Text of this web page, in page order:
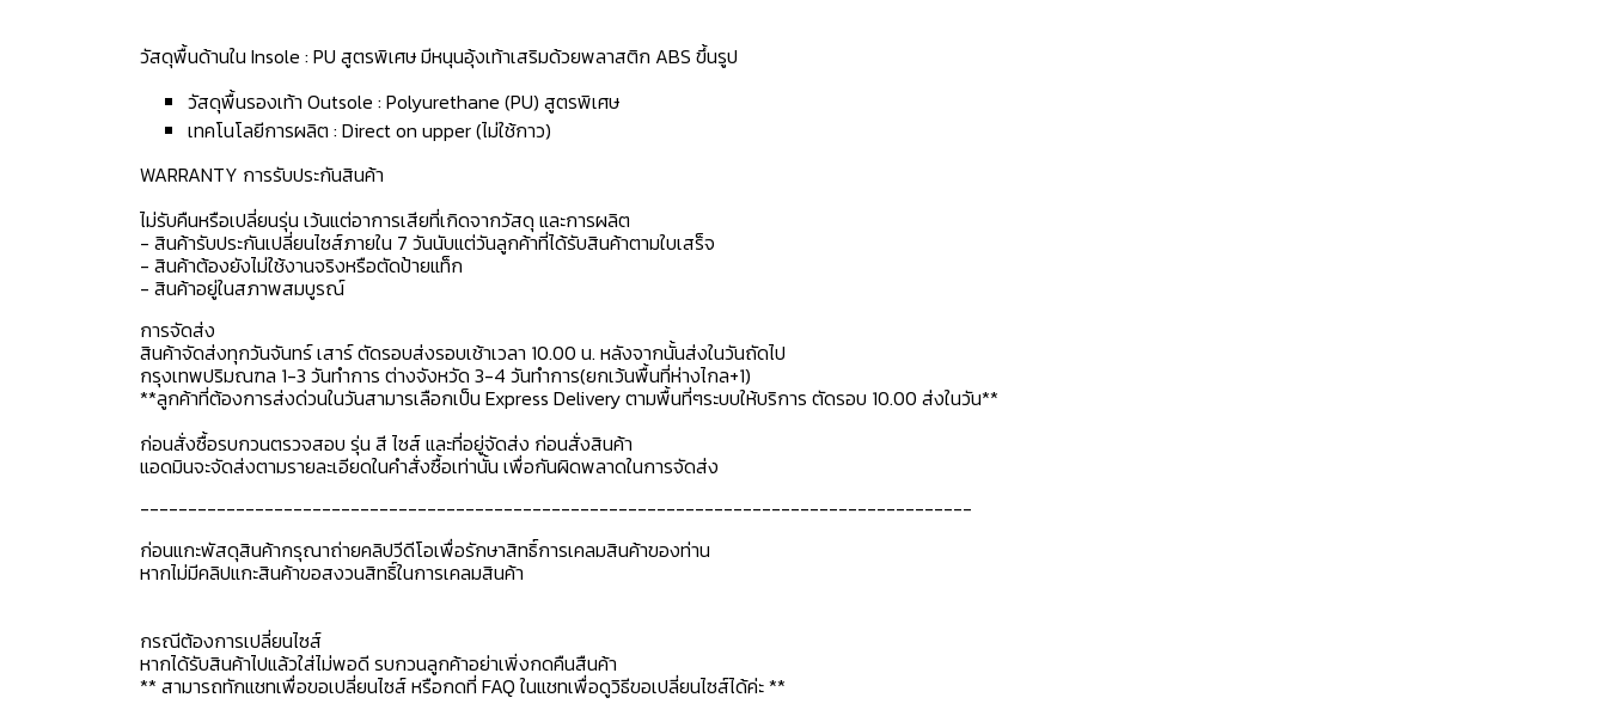
วัสดุพื้นด้านใน Insole : PU สูตรพิเศษ มีหนุนอุ้งเท้าเสริมด้วยพลาสติก ABS ขึ้นรูป
วัสดุพื้นรองเท้า Outsole : Polyurethane (PU) สูตรพิเศษ
เทคโนโลยีการผลิต : Direct on upper (ไม่ใช้กาว)
WARRANTY การรับประกันสินค้า
ไม่รับคืนหรือเปลี่ยนรุ่น เว้นแต่อาการเสียที่เกิดจากวัสดุ และการผลิต
- สินค้ารับประกันเปลี่ยนไซส์ภายใน 7 วันนับแต่วันลูกค้าที่ได้รับสินค้าตามใบเสร็จ
- สินค้าต้องยังไม่ใช้งานจริงหรือตัดป้ายแท็ก
- สินค้าอยู่ในสภาพสมบูรณ์
การจัดส่ง
สินค้าจัดส่งทุกวันจันทร์ เสาร์ ตัดรอบส่งรอบเช้าเวลา 10.00 น. หลังจากนั้นส่งในวันถัดไป
กรุงเทพปริมณฑล 1-3 วันทำการ ต่างจังหวัด 3-4 วันทำการ(ยกเว้นพื้นที่ห่างไกล+1)
**ลูกค้าที่ต้องการส่งด่วนในวันสามารเลือกเป็น Express Delivery ตามพื้นที่ๆระบบให้บริการ ตัดรอบ 10.00 ส่งในวัน**
ก่อนสั่งซื้อรบกวนตรวจสอบ รุ่น สี ไซส์ และที่อยู่จัดส่ง ก่อนสั่งสินค้า
แอดมินจะจัดส่งตามรายละเอียดในคำสั่งซื้อเท่านั้น เพื่อกันผิดพลาดในการจัดส่ง
---------------------------------------------------------------------------------------
ก่อนแกะพัสดุสินค้ากรุณาถ่ายคลิปวีดีโอเพื่อรักษาสิทธิ์การเคลมสินค้าของท่าน
หากไม่มีคลิปแกะสินค้าขอสงวนสิทธิ์ในการเคลมสินค้า
กรณีต้องการเปลี่ยนไซส์
หากได้รับสินค้าไปแล้วใส่ไม่พอดี รบกวนลูกค้าอย่าเพิ่งกดคืนสืนค้า
** สามารถทักแชทเพื่อขอเปลี่ยนไซส์ หรือกดที่ FAQ ในแชทเพื่อดูวิธีขอเปลี่ยนไซส์ได้ค่ะ **